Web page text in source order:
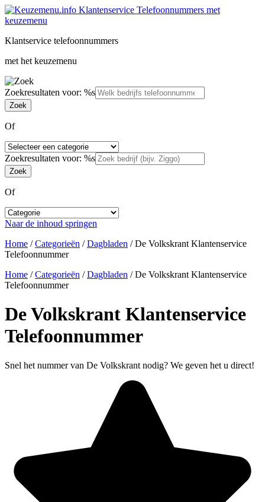
Klantservice telefoonnummers
met het keuzemenu
Zoekresultaten voor: %s
Of
Zoekresultaten voor: %s
Of
Naar de inhoud springen
Home /Categorieën /Dagbladen /De Volkskrant Klantenservice
Telefoonnummer
Home /Categorieën /Dagbladen /De Volkskrant Klantenservice
Telefoonnummer
De Volkskrant Klantenservice
Telefoonnummer
Snel het nummer van De Volkskrant nodig? We geven het u direct!